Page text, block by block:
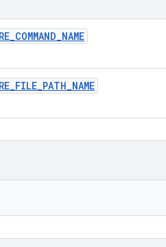
_COMMAND_NAME
_FILE_PATH_NAME